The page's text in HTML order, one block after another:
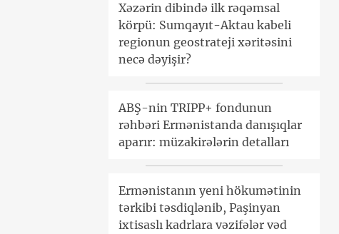
Xəzərin dibində ilk rəqəmsal
körpü: Sumqayıt-Aktau kabeli
regionun geostrateji xəritəsini
necə dəyişir?
ABŞ-nin TRIPP+ fondunun
rəhbəri Ermənistanda danışıqlar
aparır: müzakirələrin detalları
Ermənistanın yeni hökumətinin
tərkibi təsdiqlənib, Paşinyan
ixtisaslı kadrlara vəzifələr vəd